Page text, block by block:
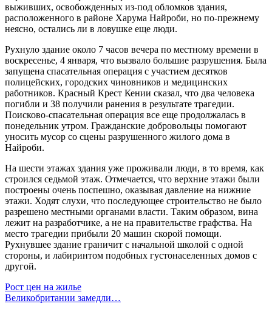
выживших, освобожденных из-под обломков здания,
расположенного в районе Харума Найроби, но по-прежнему
неясно, остались ли в ловушке еще люди.
Рухнуло здание около 7 часов вечера по местному времени в
воскресенье, 4 января, что вызвало большие разрушения. Была
запущена спасательная операция с участием десятков
полицейских, городских чиновников и медицинских
работников. Красный Крест Кении сказал, что два человека
погибли и 38 получили ранения в результате трагедии.
Поисково-спасательная операция все еще продолжалась в
понедельник утром. Гражданские добровольцы помогают
уносить мусор со сцены разрушенного жилого дома в
Найроби.
На шести этажах здания уже проживали люди, в то время, как
строился седьмой этаж. Отмечается, что верхние этажи были
построены очень поспешно, оказывая давление на нижние
этажи. Ходят слухи, что последующее строительство не было
разрешено местными органами власти. Таким образом, вина
лежит на разработчике, а не на правительстве графства. На
место трагедии прибыли 20 машин скорой помощи.
Рухнувшее здание граничит с начальной школой с одной
стороны, и лабиринтом подобных густонаселенных домов с
другой.
Рост цен на жилье
Великобритании замедли…